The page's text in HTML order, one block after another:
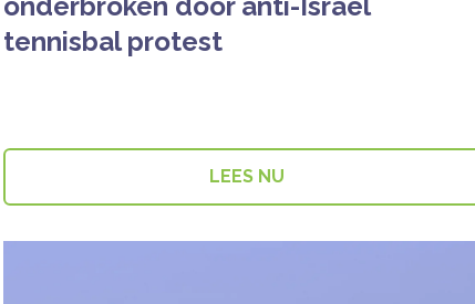
tennisbal protest
LEES NU